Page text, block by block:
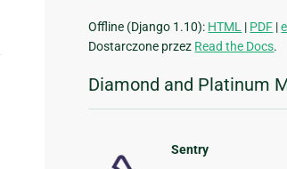
Offline (Django 1.10): HTML | PDF |
Dostarczone przez Read the Docs.
Diamond and Platinum
Sentry